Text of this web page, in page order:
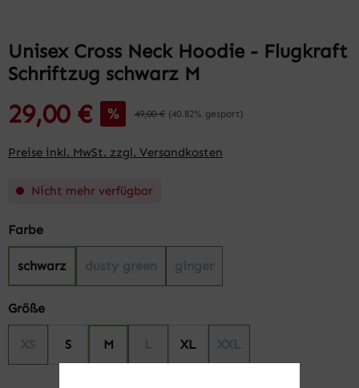
Unisex Cross Neck Hoodie - Flugkraft
Schriftzug schwarz M
29,00 € % 49,00 € (40.82% gespart)
Preise inkl. MwSt. zzgl. Versandkosten
Nicht mehr verfügbar
Farbeauswählen
schwarz
Größeauswählen
S M XL